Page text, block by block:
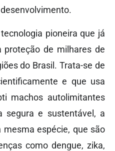
pioneira que já
de milhares de
do Brasil. Trata-se de
e que usa
machos autolimitantes
segura e sustentável, a
espécie, que são
como dengue, zika,